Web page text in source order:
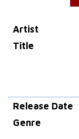
Artist
Title
Release Date
Genre